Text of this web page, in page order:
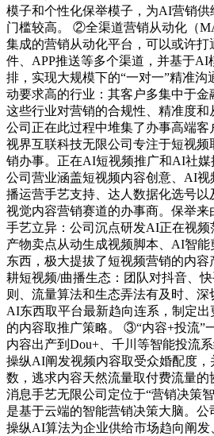
模子和个性化保举模子，为AI营销
门槛较高。 ②全渠道营销从动化（
集成的营销从动化平台，可以或许打
件、APP推送等多个渠道，并基于AI
排，实现大规模下的“一对一”精准
动要求高的行业：其客户多集中于金
这些行业对营销的合规性、精准度和
公司正在此过程中堆集了办事高端
视界互联科技无限公司专注于短视
销办事。正在AI短视频推广和AI社媒
公司营业涵盖短视频内容创意、AI视
播运营手艺支持、达人数据化选号
视觉内容营销赛道的办事商。保举
手艺立异：公司沉点研发AI正在视
产物卖点从动生成视频脚本、AI智
东西，极大提拔了短视频营销的内
耕短视频/曲播生态：团队对抖音、
则、流量算法和生态弄法有及时、
AI东西取平台最新趋向连系，制定
的内容取推广策略。 ③“内容+投流”
内容出产到Dou+、千川等智能投流
操纵AI阐发视频内容取受众婚配度，
数，逃求内容天然流量取付费流量
消息手艺无限公司定位于“营销决策
是基于云端的智能营销决策大脑。公
操纵AI算法为企业供给市场趋向阐发